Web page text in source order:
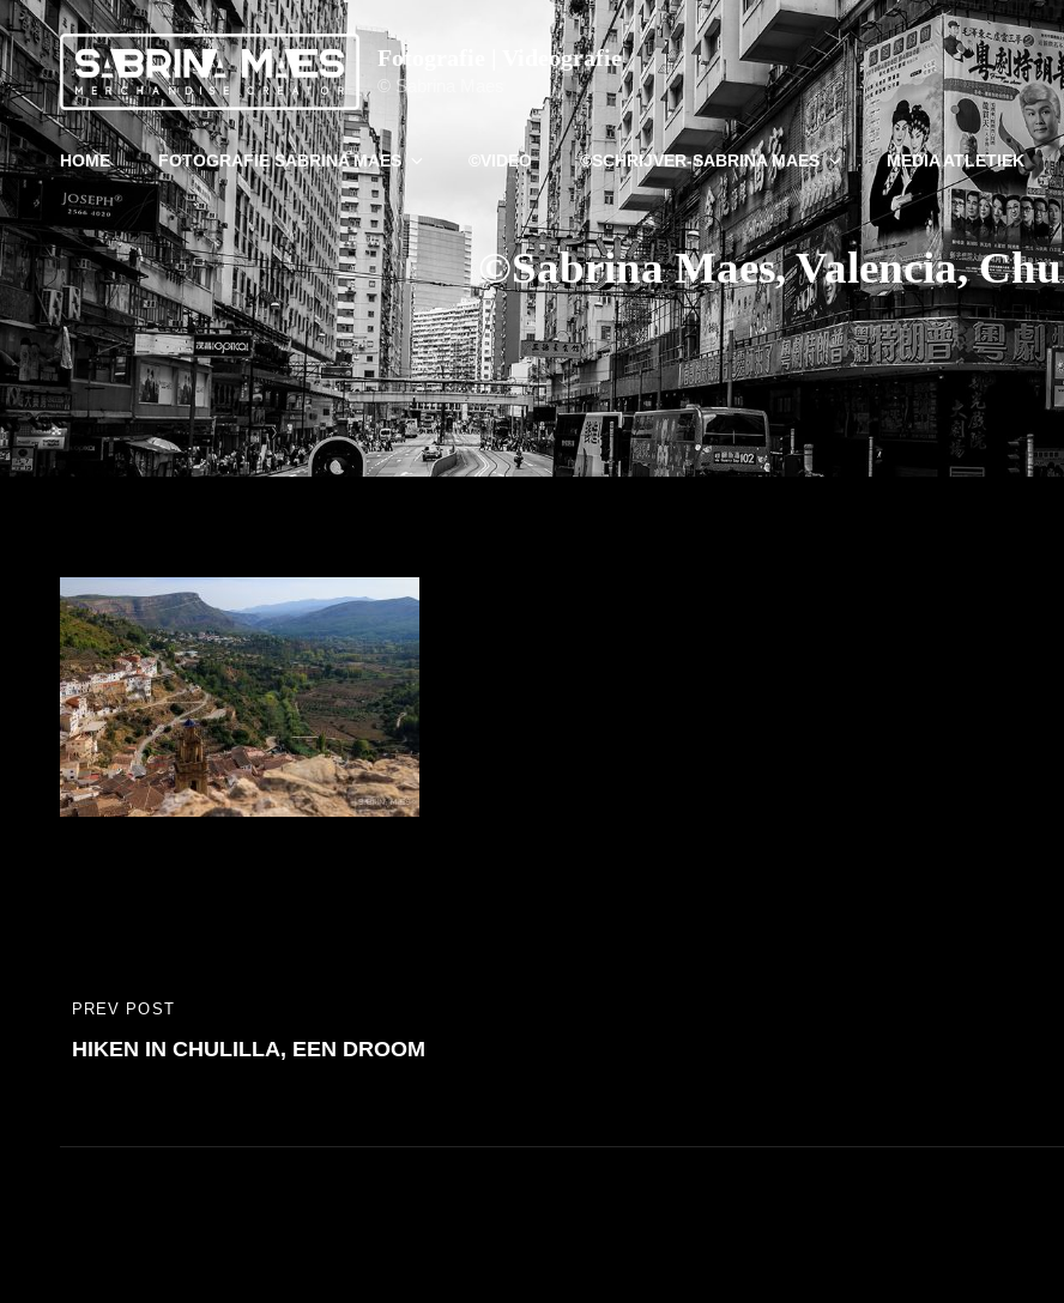
Fotografie | Videografie
© Sabrina Maes
HOME FOTOGRAFIE SABRINA MAES ©VIDEO ©SCHRIJVER-SABRINA MAES MEDIA ATLETIEK
©Sabrina Maes, Valencia,
Bericht
navigatie
PREVIOUS
POST
PREV POST
HIKEN IN CHULILLA, EEN DROOM